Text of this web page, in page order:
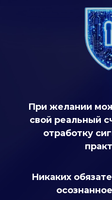
При желании
свой реальный
отработку
Никаких